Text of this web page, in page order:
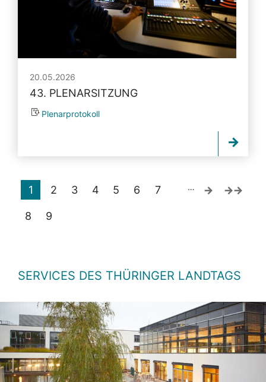
20.05.2026
43. PLENARSITZUNG
Plenarprotokoll
1 2 3 4 5 6 7
8 9
…
SERVICES DES THÜRINGER LANDTAGS